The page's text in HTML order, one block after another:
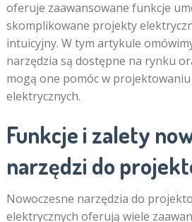
oferuje zaawansowane funkcje
skomplikowane projekty
intuicyjny. W tym artykule
narzędzia są dostępne na rynku
mogą one pomóc w
elektrycznych.
Funkcje i zalety
narzędzi do
Nowoczesne narzędzia do
elektrycznych oferują wiele